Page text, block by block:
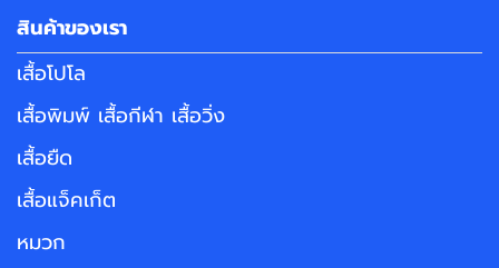
สินค้าของเรา
เสื้อโปโล
เสื้อพิมพ์ เสื้อกีฬา เสื้อวิ่ง
เสื้อยืด
เสื้อแจ็คเก็ต
หมวก